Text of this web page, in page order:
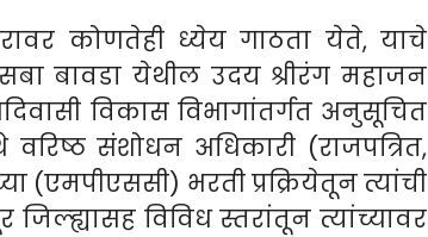
कोणतेही ध्येय गाठता येते, याचे
बावडा येथील उदय श्रीरंग महाजन
विकास विभागांतर्गत अनुसूचित
संशोधन अधिकारी (राजपत्रित,
(एमपीएससी) भरती प्रक्रियेतून त्यांची
विविध स्तरांतून त्यांच्यावर